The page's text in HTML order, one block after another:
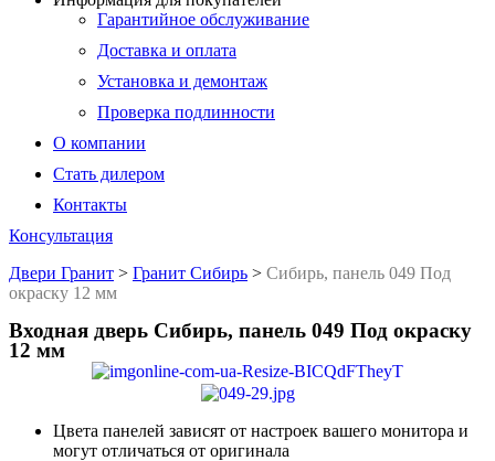
Гарантийное обслуживание
Доставка и оплата
Установка и демонтаж
Проверка подлинности
О компании
Стать дилером
Контакты
Консультация
Двери Гранит > Гранит Сибирь > Сибирь, панель 049 Под
окраску 12 мм
Входная дверь Сибирь, панель 049 Под окраску
12 мм
Цвета панелей зависят от настроек вашего монитора и
могут отличаться от оригинала